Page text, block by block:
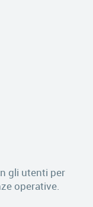
gli utenti per
operative.